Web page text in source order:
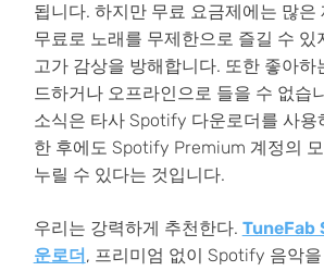
됩니다. 하지만 무료 요금제에는 많은
무료로 노래를 무제한으로 즐길 수 있
고가 감상을 방해합니다. 또한 좋아하
드하거나 오프라인으로 들을 수 없습
소식은 타사 Spotify 다운로더를 사용
한 후에도 Spotify Premium 계정의
누릴 수 있다는 것입니다.
우리는 강력하게 추천한다. TuneFab
운로더 , 프리미엄 없이 Spotify 음악